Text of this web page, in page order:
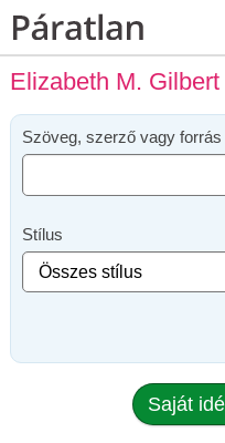
Elizabeth M.
Szöveg, szerző vagy forrás
Stílus
Saját